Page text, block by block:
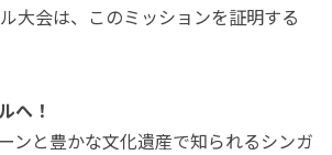
大会は、このミッションを証明する
へ！
ンと豊かな文化遺産で知られるシンガ